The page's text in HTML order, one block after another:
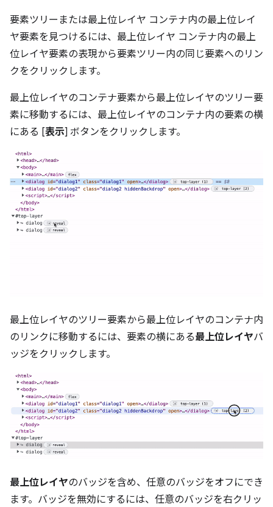
要素ツリーまたは最上位レイヤ コンテナ内の最上位レイ
ヤ要素を見つけるには、最上位レイヤ コンテナ内の最上
位レイヤ要素の表現から要素ツリー内の同じ要素へのリン
クをクリックします。
最上位レイヤのコンテナ要素から最上位レイヤのツリー要
素に移動するには、最上位レイヤのコンテナ内の要素の横
にある [表示] ボタンをクリックします。
最上位レイヤのツリー要素から最上位レイヤのコンテナ内
のリンクに移動するには、要素の横にある最上位レイヤバ
ッジをクリックします。
最上位レイヤのバッジを含め、任意のバッジをオフにでき
ます。バッジを無効にするには、任意のバッジを右クリッ